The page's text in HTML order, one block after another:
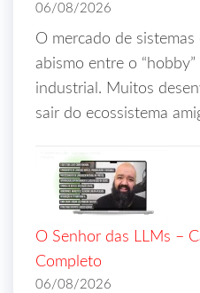
06/08/2026
O mercado de
abismo entre o
industrial. Muitos
sair do ecossistema
O Senhor das LLMs –
Completo
06/08/2026